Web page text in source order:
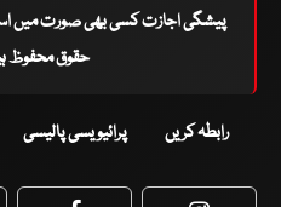
پیشگی اجازت کسی بھی صورت میں
حقوق محفوظ ہیں
رابطہ کریں پرائیویسی پالیسی